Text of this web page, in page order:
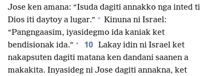
Jose ken amana: “Isuda dagiti annakko nga inted ti
Dios iti daytoy a lugar.” + Kinuna ni Israel:
“Pangngaasim, iyasidegmo ida kaniak ket
bendisionak ida.” + 10 Lakay idin ni Israel ket
nakapsuten dagiti matana ken dandani saanen a
makakita. Inyasideg ni Jose dagiti annakna, ket